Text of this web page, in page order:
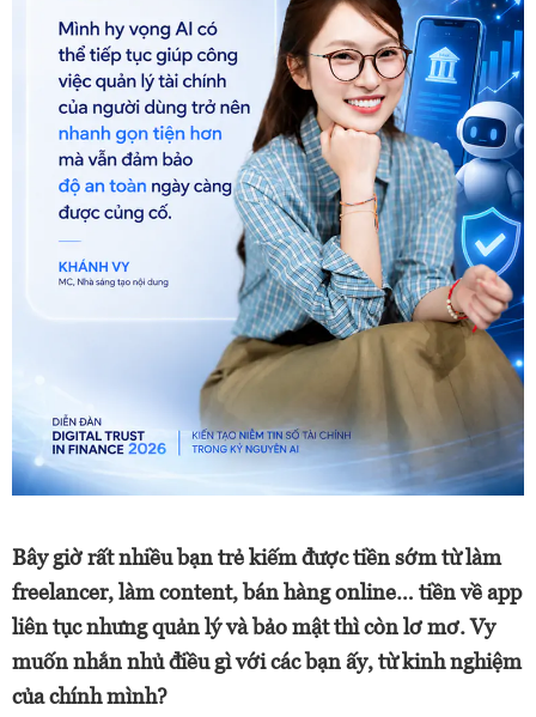
Bây giờ rất nhiều bạn trẻ kiếm được tiền sớm từ làm
freelancer, làm content, bán hàng online… tiền về app
liên tục nhưng quản lý và bảo mật thì còn lơ mơ. Vy
muốn nhắn nhủ điều gì với các bạn ấy, từ kinh nghiệm
của chính mình?